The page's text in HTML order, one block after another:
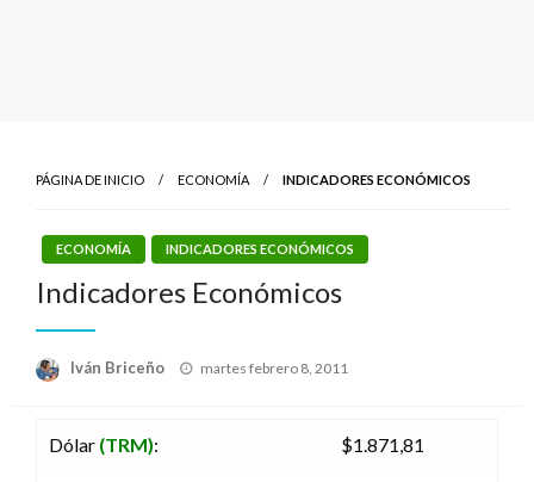
PÁGINA DE INICIO ECONOMÍA INDICADORES ECONÓMICOS
ECONOMÍA INDICADORES ECONÓMICOS
Indicadores Económicos
Iván Briceño
Publicado
martes febrero 8, 2011
Dólar (TRM): $1.871,81